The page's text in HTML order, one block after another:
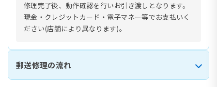
修理完了後、動作確認を行いお引き渡しとなります。
現金・クレジットカード・電子マネー等でお支払いく
ださい(店舗により異なります)。
郵送修理の流れ